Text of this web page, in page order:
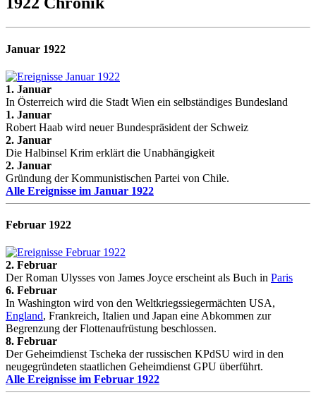
Januar 1922
1. Januar
In Österreich wird die Stadt Wien ein selbständiges Bundesland
1. Januar
Robert Haab wird neuer Bundespräsident der Schweiz
2. Januar
Die Halbinsel Krim erklärt die Unabhängigkeit
2. Januar
Gründung der Kommunistischen Partei von Chile.
Alle Ereignisse im Januar 1922
Februar 1922
2. Februar
Der Roman Ulysses von James Joyce erscheint als Buch in Paris
6. Februar
In Washington wird von den Weltkriegssiegermächten USA,
England, Frankreich, Italien und Japan eine Abkommen zur
Begrenzung der Flottenaufrüstung beschlossen.
8. Februar
Der Geheimdienst Tscheka der russischen KPdSU wird in den
neugegründeten staatlichen Geheimdienst GPU überführt.
Alle Ereignisse im Februar 1922